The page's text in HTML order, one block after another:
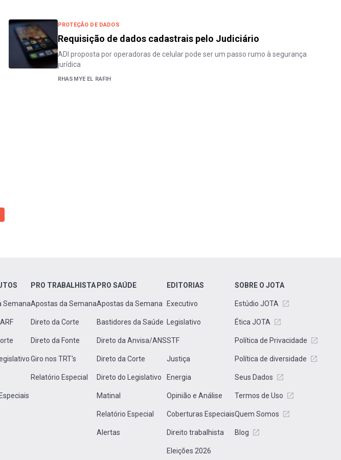
PROTEÇÃO DE DADOS
Requisição de dados cadastrais pelo Judiciário
ADI proposta por operadoras de celular pode ser um passo rumo à segurança
jurídica
RHASMYE EL RAFIH
Semana
PRO TRABALHISTA
Apostas da Semana
Direto da Corte
Direto da Fonte
Giro nos TRT's
Relatório Especial
PRO SAÚDE
Apostas da Semana
Bastidores da Saúde
Direto da Anvisa/ANS
Direto da Corte
Direto do Legislativo
Matinal
Relatório Especial
Alertas
EDITORIAS
Executivo
Legislativo
STF
Justiça
Energia
Opinião e Análise
Coberturas Especiais
Direito trabalhista
Eleições 2026
SOBRE O JOTA
Estúdio JOTA
Ética JOTA
Política de Privacidade
Política de diversidade
Seus Dados
Termos de Uso
Quem Somos
Blog